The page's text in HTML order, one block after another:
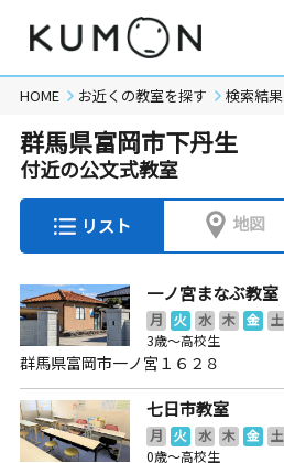
HOME お近くの教室を探す 検索結果
群馬県富岡市下丹生
付近の公文式教室
リスト 地図
一ノ宮まなぶ教室
月 火 水 木 金 土
3歳～高校生
群馬県富岡市一ノ宮１６２８
七日市教室
月 火 水 木 金 土
0歳～高校生